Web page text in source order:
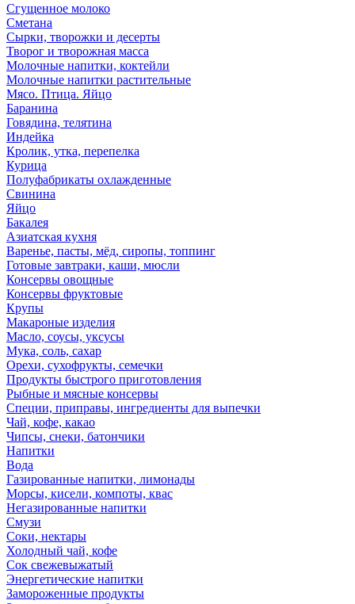
Сгущенное молоко
Сметана
Сырки, творожки и десерты
Творог и творожная масса
Молочные напитки, коктейли
Молочные напитки растительные
Мясо. Птица. Яйцо
Баранина
Говядина, телятина
Индейка
Кролик, утка, перепелка
Курица
Полуфабрикаты охлажденные
Свинина
Яйцо
Бакалея
Азиатская кухня
Варенье, пасты, мёд, сиропы, топпинг
Готовые завтраки, каши, мюсли
Консервы овощные
Консервы фруктовые
Крупы
Макароные изделия
Масло, соусы, уксусы
Мука, соль, сахар
Орехи, сухофрукты, семечки
Продукты быстрого приготовления
Рыбные и мясные консервы
Специи, приправы, ингредиенты для выпечки
Чай, кофе, какао
Чипсы, снеки, батончики
Напитки
Вода
Газированные напитки, лимонады
Морсы, кисели, компоты, квас
Негазированные напитки
Смузи
Соки, нектары
Холодный чай, кофе
Сок свежевыжатый
Энергетические напитки
Замороженные продукты